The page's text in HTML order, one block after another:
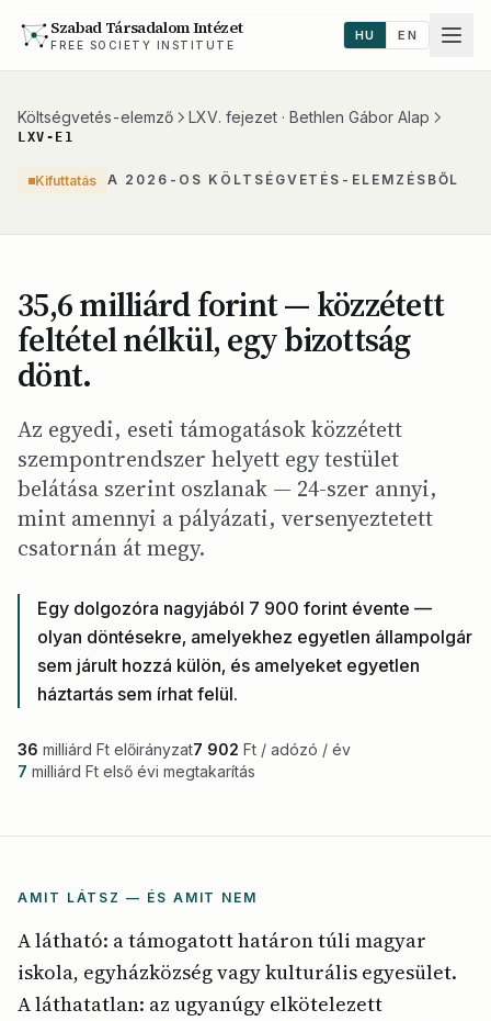
Szabad Társadalom Intézet
FREE SOCIETY INSTITUTE
HU EN
Költségvetés-elemző LXV. fejezet · Bethlen Gábor Alap
LXV-E1
Kifuttatás A 2026-OS KÖLTSÉGVETÉS-ELEMZÉSBŐL
35,6 milliárd forint — közzétett
feltétel nélkül, egy bizottság
dönt.
Az egyedi, eseti támogatások közzétett
szempontrendszer helyett egy testület
belátása szerint oszlanak — 24-szer annyi,
mint amennyi a pályázati, versenyeztetett
csatornán át megy.
Egy dolgozóra nagyjából 7 900 forint évente —
olyan döntésekre, amelyekhez egyetlen állampolgár
sem járult hozzá külön, és amelyeket egyetlen
háztartás sem írhat felül.
36 milliárd Ft előirányzat7 902 Ft / adózó / év
7 milliárd Ft első évi megtakarítás
AMIT LÁTSZ — ÉS AMIT NEM
A látható: a támogatott határon túli magyar
iskola, egyházközség vagy kulturális egyesület.
A láthatatlan: az ugyanúgy elkötelezett